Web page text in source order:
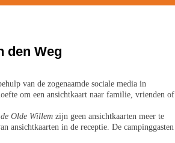
den Weg
van de zogenaamde sociale media in
om een ansichtkaart naar familie, vrienden of
Olde Willem zijn geen ansichtkaarten meer te
ansichtkaarten in de receptie. De campinggasten